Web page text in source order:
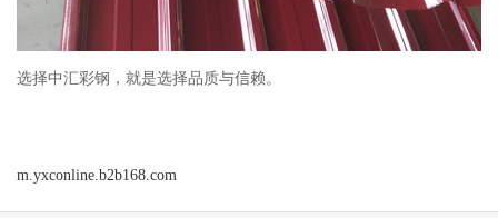
选择中汇彩钢，就是选择品质与信赖。
m.yxconline.b2b168.com